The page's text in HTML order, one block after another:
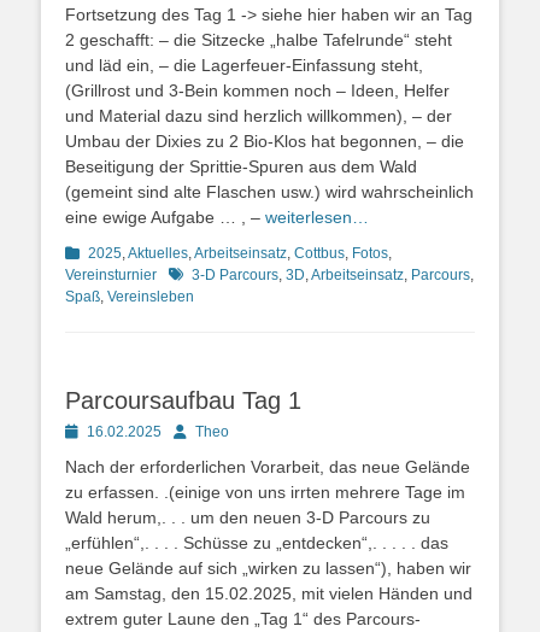
Fortsetzung des Tag 1 -> siehe hier haben wir an Tag
2 geschafft: – die Sitzecke „halbe Tafelrunde“ steht
und läd ein, – die Lagerfeuer-Einfassung steht,
(Grillrost und 3-Bein kommen noch – Ideen, Helfer
und Material dazu sind herzlich willkommen), – der
Umbau der Dixies zu 2 Bio-Klos hat begonnen, – die
Beseitigung der Sprittie-Spuren aus dem Wald
(gemeint sind alte Flaschen usw.) wird wahrscheinlich
eine ewige Aufgabe … , – weiterlesen…
Kategorien
2025,Aktuelles,Arbeitseinsatz, Cottbus, Fotos,
Vereinsturnier
Schlagworte
3-D Parcours, 3D,Arbeitseinsatz, Parcours,
Spaß, Vereinsleben
Parcoursaufbau Tag 1
Posted16.02.2025 AutorTheo
Nach der erforderlichen Vorarbeit, das neue Gelände
zu erfassen. .(einige von uns irrten mehrere Tage im
Wald herum,. . . um den neuen 3-D Parcours zu
„erfühlen“,. . . . Schüsse zu „entdecken“,. . . . . das
neue Gelände auf sich „wirken zu lassen“), haben wir
am Samstag, den 15.02.2025, mit vielen Händen und
extrem guter Laune den „Tag 1“ des Parcours-